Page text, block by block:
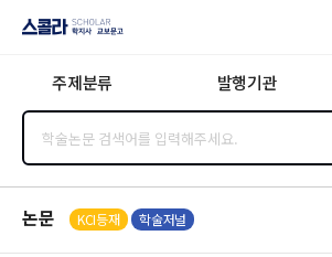
지사·교보문고
주제분류 발행기관
논문 KCI등재 학술저널